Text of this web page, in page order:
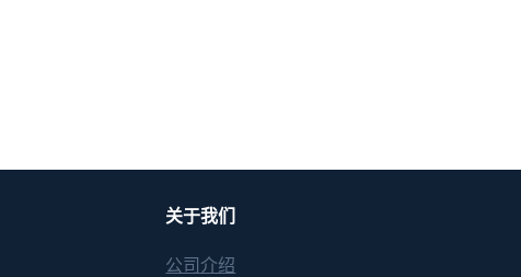
关于我们
公司介绍